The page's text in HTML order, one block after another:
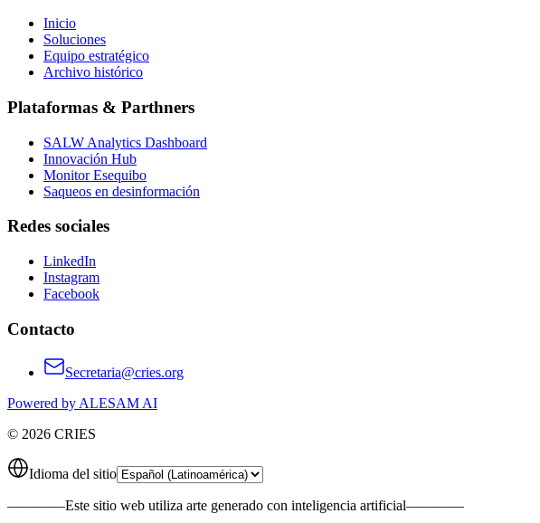
Inicio
Soluciones
Equipo estratégico
Archivo histórico
Plataformas & Parthners
SALW Analytics Dashboard
Innovación Hub
Monitor Esequibo
Saqueos en desinformación
Redes sociales
LinkedIn
Instagram
Facebook
Contacto
Secretaria@cries.org
Powered by ALESAM AI
© 2026 CRIES
Idioma del sitio
————Este sitio web utiliza arte generado con inteligencia artificial————